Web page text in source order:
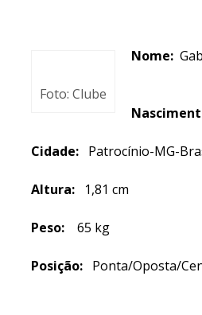
Foto: Clube
Nome:
Cidade: Patrocínio-
Altura: 1,81 cm
Peso: 65 kg
Posição: Ponta/Oposta/